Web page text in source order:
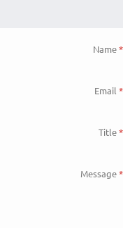
Name
Email
Title
Message